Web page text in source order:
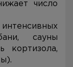
число
сауны
кортизола,